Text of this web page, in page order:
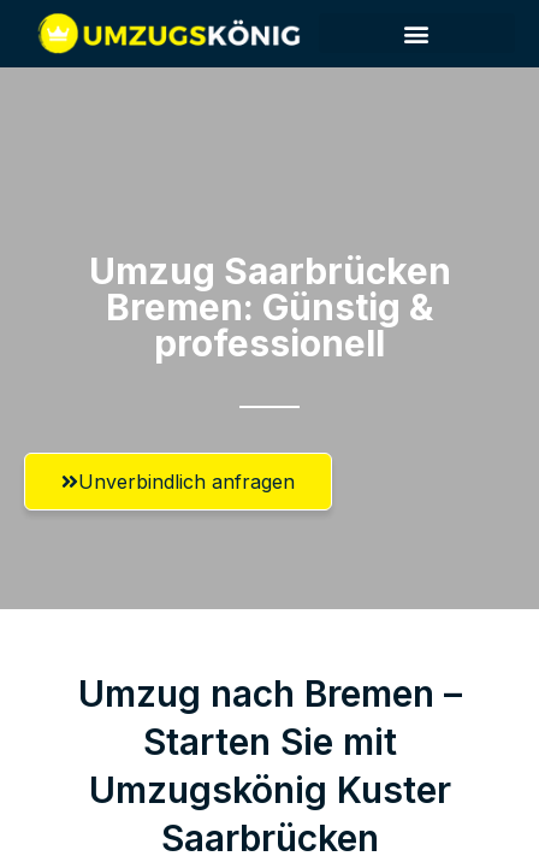
Umzug Saarbrücken​
Bremen: Günstig &
professionell​
Unverbindlich anfragen
Umzug nach Bremen –
Starten Sie mit
Umzugskönig Kuster
Saarbrücken